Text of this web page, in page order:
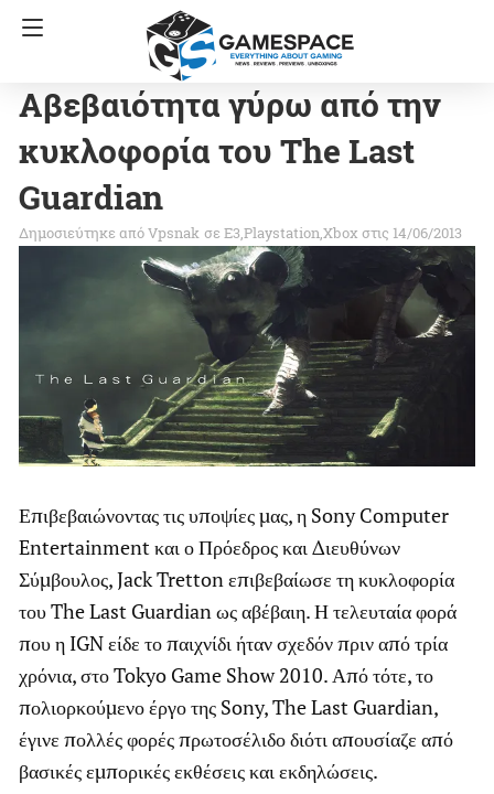
Αβεβαιότητα γύρω από την
κυκλοφορία του The Last
Guardian
Vpsnak σε E3 PlaystationXbox στις 14/06/2013
Επιβεβαιώνοντας τις υποψίες μας, η Sony Computer
Entertainment και ο Πρόεδρος και Διευθύνων
Σύμβουλος, Jack Tretton επιβεβαίωσε τη κυκλοφορία
του The Last Guardian ως αβέβαιη. Η τελευταία φορά
που η IGN είδε το παιχνίδι ήταν σχεδόν πριν από τρία
χρόνια, στο Tokyo Game Show 2010. Από τότε, το
πολιορκούμενο έργο της Sony, The Last Guardian,
έγινε πολλές φορές πρωτοσέλιδο διότι απουσίαζε από
βασικές εμπορικές εκθέσεις και εκδηλώσεις.